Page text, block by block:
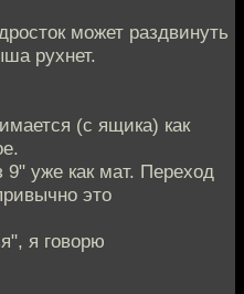
может раздвинуть
рухнет.
(с ящика) как
9" уже как мат. Переход
это
я говорю